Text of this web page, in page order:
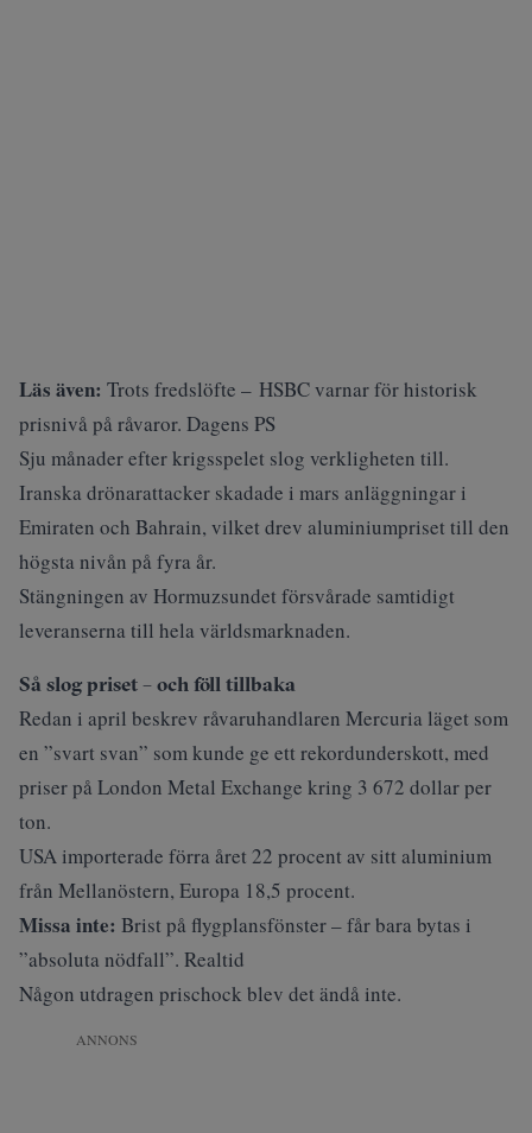
Läs även: Trots fredslöfte – HSBC varnar för historisk
prisnivå på råvaror. Dagens PS
Sju månader efter krigsspelet slog verkligheten till.
Iranska drönarattacker skadade i mars anläggningar i
Emiraten och Bahrain, vilket drev aluminiumpriset till den
högsta nivån på fyra år.
Stängningen av Hormuzsundet försvårade samtidigt
leveranserna till hela världsmarknaden.
Så slog priset – och föll tillbaka
Redan i april beskrev råvaruhandlaren Mercuria läget som
en ”svart svan” som kunde ge ett rekordunderskott, med
priser på London Metal Exchange kring 3 672 dollar per
ton.
USA importerade förra året 22 procent av sitt aluminium
från Mellanöstern, Europa 18,5 procent.
Missa inte: Brist på flygplansfönster – får bara bytas i
”absoluta nödfall”. Realtid
Någon utdragen prischock blev det ändå inte.
ANNONS